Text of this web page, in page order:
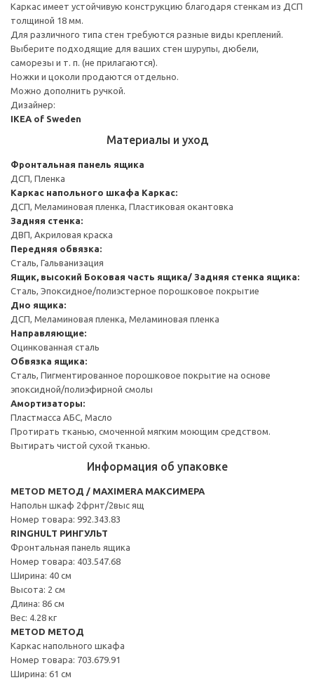
Каркас имеет устойчивую конструкцию благодаря стенкам из ДСП
толщиной 18 мм.
Для различного типа стен требуются разные виды креплений.
Выберите подходящие для ваших стен шурупы, дюбели,
саморезы и т. п. (не прилагаются).
Ножки и цоколи продаются отдельно.
Можно дополнить ручкой.
Дизайнер:
IKEA of Sweden
Материалы и уход
Фронтальная панель ящика
ДСП, Пленка
Каркас напольного шкафа Каркас:
ДСП, Меламиновая пленка, Пластиковая окантовка
Задняя стенка:
ДВП, Акриловая краска
Передняя обвязка:
Сталь, Гальванизация
Ящик, высокий Боковая часть ящика/ Задняя стенка ящика:
Сталь, Эпоксидное/полиэстерное порошковое покрытие
Дно ящика:
ДСП, Меламиновая пленка, Меламиновая пленка
Направляющие:
Оцинкованная сталь
Обвязка ящика:
Сталь, Пигментированное порошковое покрытие на основе
эпоксидной/полиэфирной смолы
Амортизаторы:
Пластмасса АБС, Масло
Протирать тканью, смоченной мягким моющим средством.
Вытирать чистой сухой тканью.
Информация об упаковке
METOD МЕТОД / MAXIMERA МАКСИМЕРА
Напольн шкаф 2фрнт/2выс ящ
Номер товара: 992.343.83
RINGHULT РИНГУЛЬТ
Фронтальная панель ящика
Номер товара: 403.547.68
Ширина: 40 см
Высота: 2 см
Длина: 86 см
Вес: 4.28 кг
METOD МЕТОД
Каркас напольного шкафа
Номер товара: 703.679.91
Ширина: 61 см